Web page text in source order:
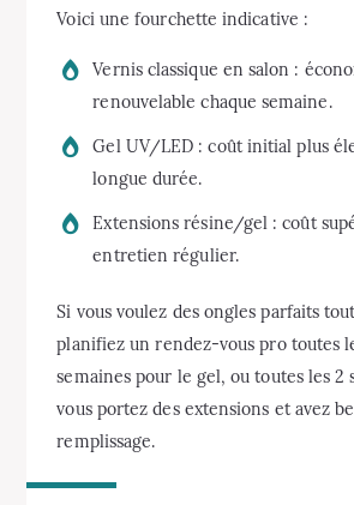
Voici une fourchette indicative :
Vernis classique en salon :
renouvelable chaque semaine.
Gel UV/LED : coût initial plus
longue durée.
Extensions résine/gel : coût
entretien régulier.
Si vous voulez des ongles parfaits
planifiez un rendez-vous pro toutes
semaines pour le gel, ou toutes les 2
vous portez des extensions et avez
remplissage.